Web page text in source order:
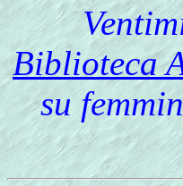
Biblioteca
su